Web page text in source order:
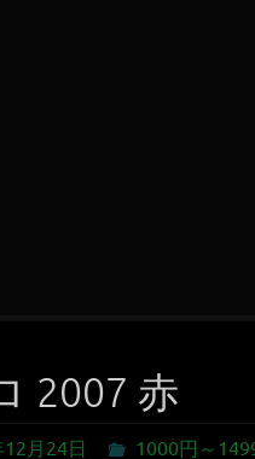
2007 赤
月24日 1000円～